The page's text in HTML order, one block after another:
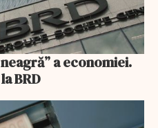
a economiei.
BRD